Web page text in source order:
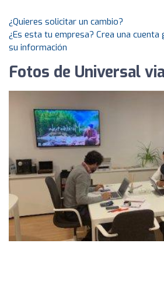
¿Quieres solicitar un cambio?
¿Es esta tu empresa? Crea una
su información
Fotos de Universal